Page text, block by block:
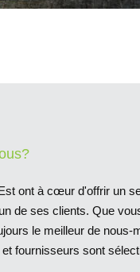
ont à cœur d'offrir un
de ses clients. Que
le meilleur de
fournisseurs sont